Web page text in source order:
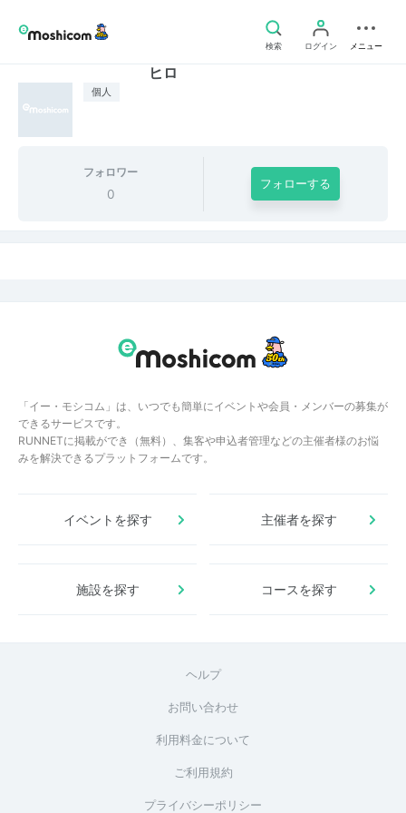
検索 ログイン メニュー
個人
ヒロ
フォロワー
0
フォローする
「イー・モシコム」は、いつでも簡単にイベントや会員・メンバーの募集が
できるサービスです。
RUNNETに掲載ができ（無料）、集客や申込者管理などの主催者様のお悩
みを解決できるプラットフォームです。
イベントを探す 主催者を探す
施設を探す コースを探す
ヘルプ
お問い合わせ
利用料金について
ご利用規約
プライバシーポリシー